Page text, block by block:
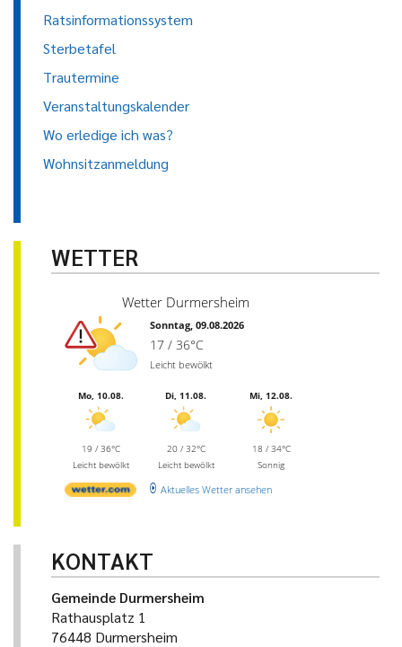
Ratsinformationssystem
Sterbetafel
Trautermine
Veranstaltungskalender
Wo erledige ich was?
Wohnsitzanmeldung
WETTER
Wetter Durmersheim
Sonntag, 09.08.2026
17 / 36°C
Leicht bewölkt
Mo, 10.08.
19 / 36°C
Leicht bewölkt
Di, 11.08.
20 / 32°C
Leicht bewölkt
Mi, 12.08.
18 / 34°C
Sonnig
Aktuelles Wetter ansehen
KONTAKT
Gemeinde Durmersheim
Rathausplatz 1
76448 Durmersheim